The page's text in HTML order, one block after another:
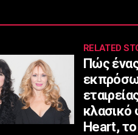
RELATED
Πώς
κλασικό
Heart,